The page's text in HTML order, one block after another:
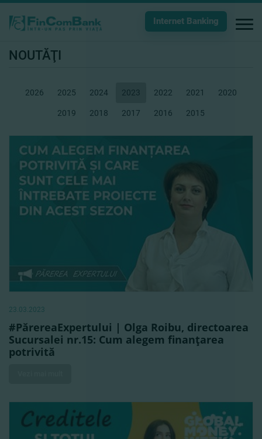
Internet Banking
NOUTĂŢI
2026 2025 2024 2023 2022 2021 2020
2019 2018 2017 2016 2015
23.03.2023
#PărereaExpertului | Olga Roibu, directoarea
Sucursalei nr.15: Cum alegem finanţarea
potrivită